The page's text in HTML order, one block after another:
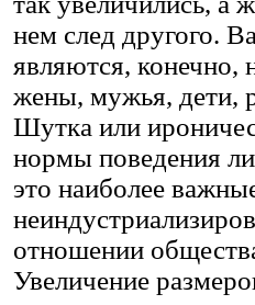
нем след другого.
являются, конечно,
жены, мужья, дети,
Шутка или
нормы поведения
это наиболее
отношении
Увеличение